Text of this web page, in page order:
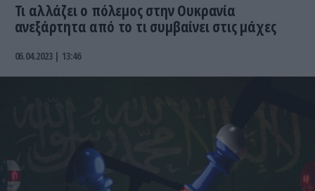
Τι αλλάζει ο πόλεμος στην Ουκρανία
ανεξάρτητα από το τι συμβαίνει στις μάχες
06.04.2023 | 13:46